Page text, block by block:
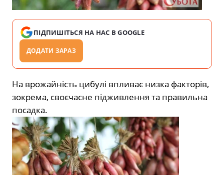
ПІДПИШІТЬСЯ НА НАС В GOOGLE
ДОДАТИ ЗАРАЗ
На врожайність цибулі впливає низка факторів,
зокрема, своєчасне підживлення та правильна
посадка.